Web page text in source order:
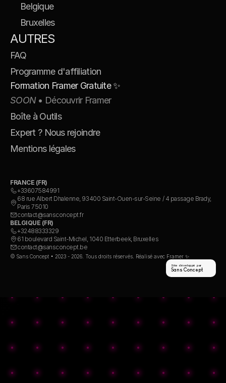
Belgique
Bruxelles
AUTRES
FAQ
Programme d'affiliation
Formation Framer Gratuite ✨
SOON • Découvrir Framer
Boîte à Outils
Expert ? Nous rejoindre
Mentions légales
FRANCE (FR)
+33607584991
68 rue Albert Dhalenne, 93400 Saint-Ouen-sur-Seine / 4 passage Brady,
Paris 75010
contact@sansconcept.fr
BELGIQUE (FR)
+32488333329
61 boulevard Saint-Michel, 1040 Etterbeek, Bruxelles
contact@sansconcept.be
© Sans Concept • 2023 - 2026. Tous droits réservés. Réalisé avec Framer ✨
Site développé par
Sans Concept